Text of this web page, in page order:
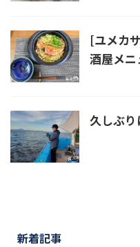
[ユメカ
酒屋メ
久しぶり
新着記事